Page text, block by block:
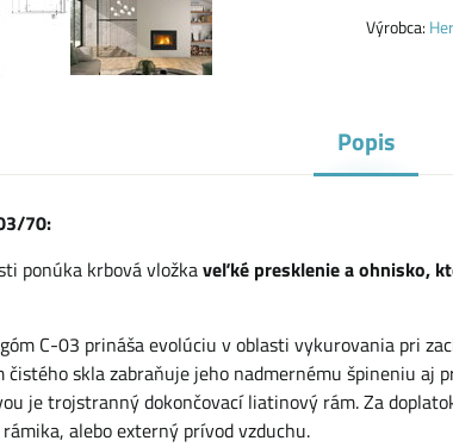
Výrobca:
Popis
70:
ponúka krbová vložkaveľké presklenie a ohnisko,
C-03 prináša evolúciu v oblasti vykurovania pri
čistého skla zabraňuje jeho nadmernému špineniu aj
je trojstranný dokončovací liatinový rám. Za
alebo externý prívod vzduchu.